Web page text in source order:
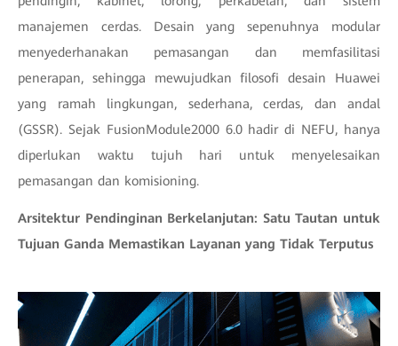
manajemen cerdas. Desain yang sepenuhnya modular
menyederhanakan pemasangan dan memfasilitasi
penerapan, sehingga mewujudkan filosofi desain Huawei
yang ramah lingkungan, sederhana, cerdas, dan andal
(GSSR). Sejak FusionModule2000 6.0 hadir di NEFU, hanya
diperlukan waktu tujuh hari untuk menyelesaikan
pemasangan dan komisioning.
Arsitektur Pendinginan Berkelanjutan: Satu Tautan untuk
Tujuan Ganda Memastikan Layanan yang Tidak Terputus